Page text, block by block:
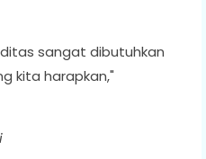
sangat dibutuhkan
kita harapkan,"